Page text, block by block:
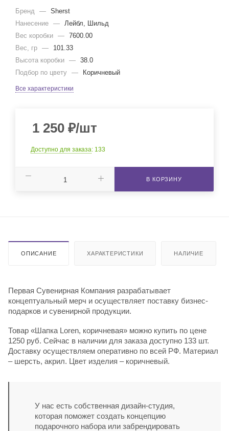
Бренд — Sherst
Нанесение — Лейбл, Шильд
Вес коробки — 7600.00
Вес, гр —
101.33
Высота коробки — 38.0
Подбор по цвету — Коричневый
Все характеристики
1 250 ₽/шт
Доступно для заказа: 133
В КОРЗИНУ
ОПИСАНИЕ ХАРАКТЕРИСТИКИ НАЛИЧИЕ
Первая Сувенирная Компания разрабатывает
концептуальный мерч и осуществляет поставку бизнес-
подарков и сувенирной продукции.
Товар «Шапка Loren, коричневая» можно купить по цене
1250 руб. Сейчас в наличии для заказа доступно 133 шт.
Доставку осуществляем оперативно по всей РФ. Материал
– шерсть, акрил. Цвет изделия – коричневый.
У нас есть собственная дизайн-студия,
которая поможет создать концепцию
подарочного набора или забрендировать